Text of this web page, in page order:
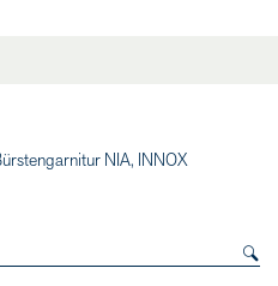
NIA, INNOX